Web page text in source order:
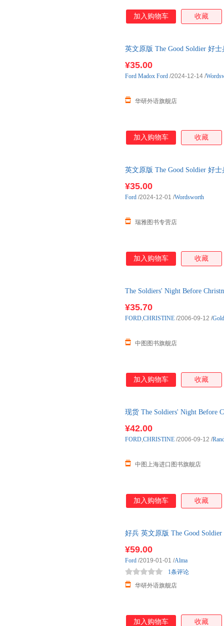
加入购物车 收藏
英文原版 The Good Soldier 好
¥35.00
华研外语旗舰店
Ford Madox Ford /2024-12-14 /
加入购物车 收藏
英文原版 The Good Soldier 好
¥35.00
瑞雅图书专营店
Ford /2024-12-01 /Wordsworth
加入购物车 收藏
The Soldiers' Night Before
¥35.70
中图图书旗舰店
FORD,CHRISTINE /2006-09-12 /
加入购物车 收藏
现货 The Soldiers' Night Before
¥42.00
中图上海进口图书旗舰店
FORD,CHRISTINE /2006-09-12 /
加入购物车 收藏
好兵 英文原版 The Good
¥59.00
华研外语旗舰店
1条评论
Ford /2019-01-01 /Alma
加入购物车 收藏